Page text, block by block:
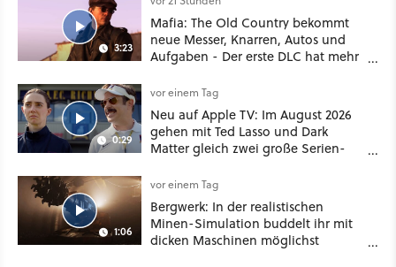
3:23
Mafia: The Old Country bekommt
neue Messer, Knarren, Autos und
Aufgaben - Der erste DLC hat mehr
0:29
vor einem Tag
Neu auf Apple TV: Im August 2026
gehen mit Ted Lasso und Dark
Matter gleich zwei große Serien-
1:06
vor einem Tag
Bergwerk: In der realistischen
Minen-Simulation buddelt ihr mit
dicken Maschinen möglichst